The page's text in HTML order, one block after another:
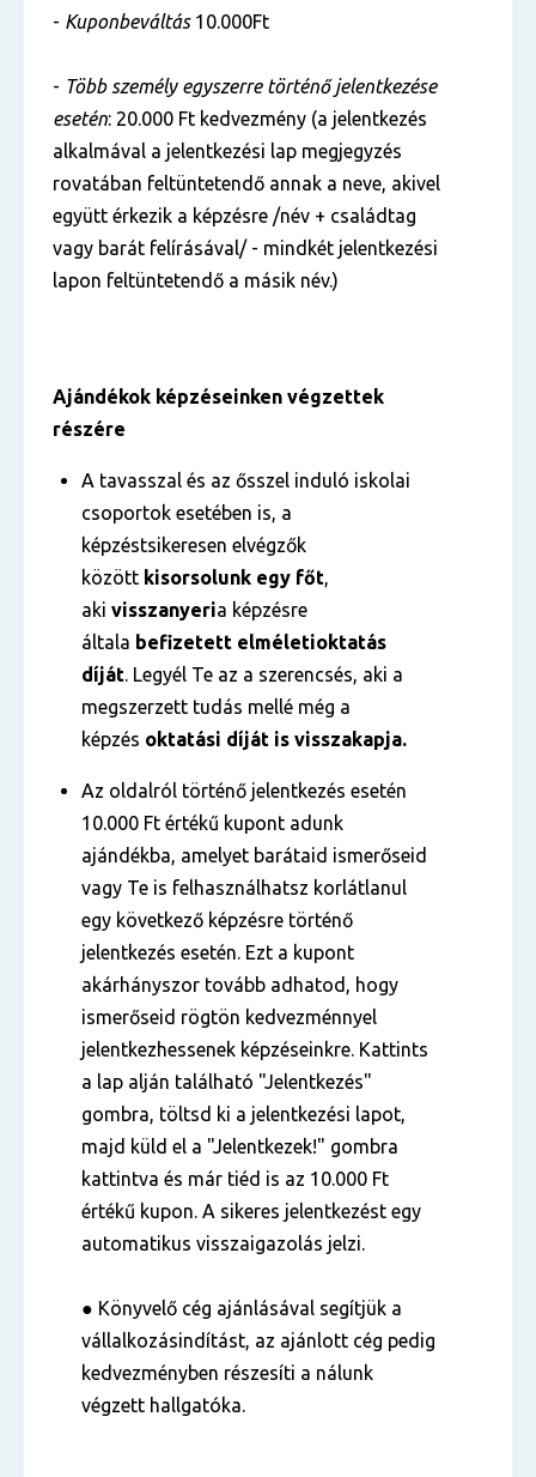
- Kuponbeváltás10.000Ft
- Több személy egyszerre történő jelentkezése
esetén: 20.000 Ft kedvezmény (a jelentkezés
alkalmával a jelentkezési lap megjegyzés
rovatában feltüntetendő annak a neve, akivel
együtt érkezik a képzésre /név + családtag
vagy barát felírásával/ - mindkét jelentkezési
lapon feltüntetendő a másik név.)
Ajándékok képzéseinken végzettek
részére
A tavasszal és az ősszel induló iskolai
csoportok esetében is, a
képzéstsikeresen elvégzők
között kisorsolunk egy főt,
aki visszanyeria képzésre
általa befizetett elméletioktatás
díját. Legyél Te az a szerencsés, aki a
megszerzett tudás mellé még a
képzés oktatási díját is visszakapja.
Az oldalról történő jelentkezés esetén
10.000 Ft értékű kupont adunk
ajándékba, amelyet barátaid ismerőseid
vagy Te is felhasználhatsz korlátlanul
egy következő képzésre történő
jelentkezés esetén. Ezt a kupont
akárhányszor tovább adhatod, hogy
ismerőseid rögtön kedvezménnyel
jelentkezhessenek képzéseinkre. Kattints
a lap alján található "Jelentkezés"
gombra, töltsd ki a jelentkezési lapot,
majd küld el a "Jelentkezek!" gombra
kattintva és már tiéd is az 10.000 Ft
értékű kupon. A sikeres jelentkezést egy
automatikus visszaigazolás jelzi.
● Könyvelő cég ajánlásával segítjük a
vállalkozásindítást, az ajánlott cég pedig
kedvezményben részesíti a nálunk
végzett hallgatóka.